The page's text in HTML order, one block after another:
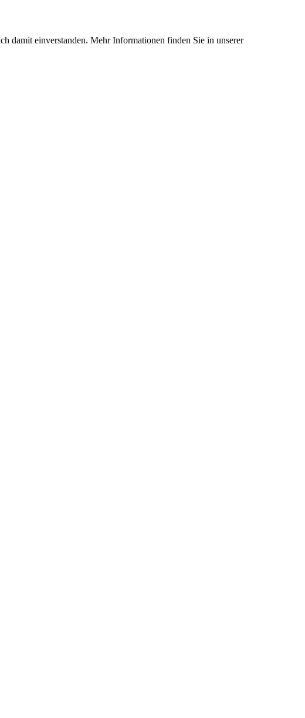
damit einverstanden. Mehr Informationen finden Sie in unserer